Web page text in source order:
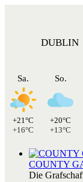
DUBLIN
Sa.
+21°C
+16°C
So.
+20°C
+13°C
COUNTY
Die